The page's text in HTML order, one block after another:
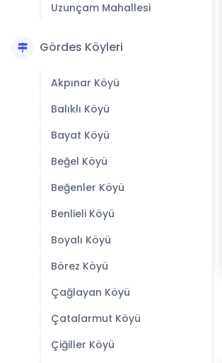
Uzunçam Mahallesi
Gördes Köyleri
Akpınar Köyü
Balıklı Köyü
Bayat Köyü
Beğel Köyü
Beğenler Köyü
Benlieli Köyü
Boyalı Köyü
Börez Köyü
Çağlayan Köyü
Çatalarmut Köyü
Çiğiller Köyü